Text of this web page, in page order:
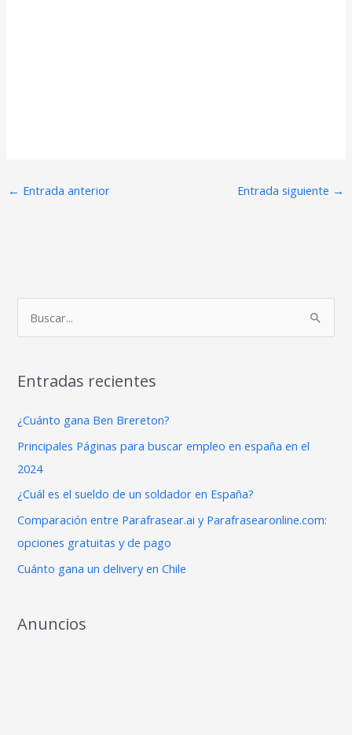
← Entrada anterior Entrada siguiente →
c
r
:
Entradas recientes
¿Cuánto gana Ben Brereton?
Principales Páginas para buscar empleo en españa en el
2024
¿Cuál es el sueldo de un soldador en España?
Comparación entre Parafrasear.ai y Parafrasearonline.com:
opciones gratuitas y de pago
Cuánto gana un delivery en Chile
Anuncios